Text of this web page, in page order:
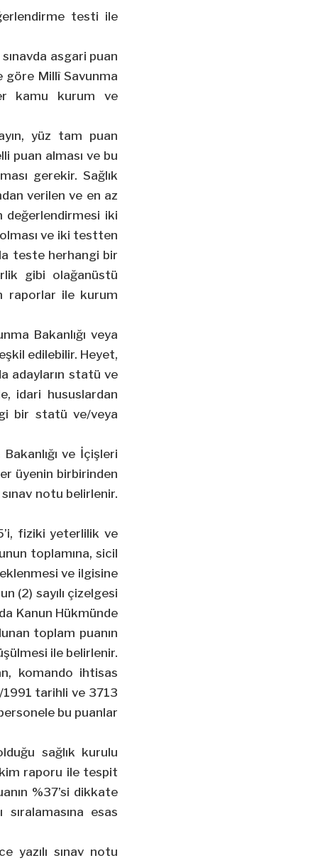
testi ile
sınavda asgari puan
göre Millî Savunma
kamu kurum ve
yüz tam puan
puan alması ve bu
gerekir. Sağlık
verilen ve en az
değerlendirmesi iki
ve iki testten
teste herhangi bir
gibi olağanüstü
raporlar ile kurum
Bakanlığı veya
edilebilir. Heyet,
adayların statü ve
idari hususlardan
bir statü ve/veya
ve İçişleri
üyenin birbirinden
notu belirlenir.
fiziki yeterlilik ve
toplamına, sicil
ve ilgisine
(2) sayılı çizelgesi
Kanun Hükmünde
toplam puanın
ile belirlenir.
komando ihtisas
1991 tarihli ve 3713
bu puanlar
sağlık kurulu
raporu ile tespit
%37’si dikkate
esas
yazılı sınav notu